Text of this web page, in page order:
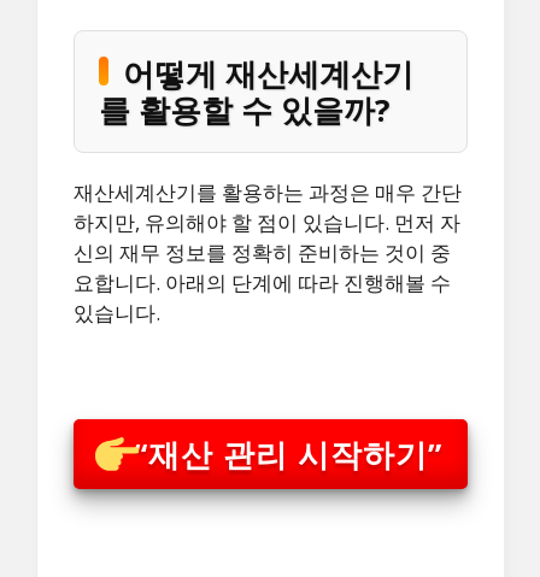
어떻게 재산세계산기
를 활용할 수 있을까?
재산세계산기를 활용하는 과정은 매우 간단
하지만, 유의해야 할 점이 있습니다. 먼저 자
신의 재무 정보를 정확히 준비하는 것이 중
요합니다. 아래의 단계에 따라 진행해볼 수
있습니다.
“재산 관리 시작하기”